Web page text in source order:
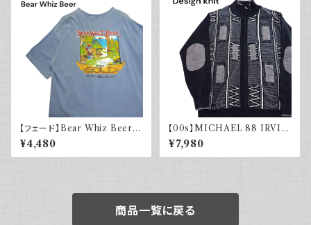
【フェード】Bear Whiz Beer
プリントTシャツ 両面プリント バ
ックプリント 古着 XL COMFO
RT COLORS コンフォートカラ
¥4,480
【00s】MICHAEL 88 IRVIN
デザインニット ジップアップ エ
ルボーパッチ 古着 レトロ モード
アクリル
¥7,980
商品一覧に戻る